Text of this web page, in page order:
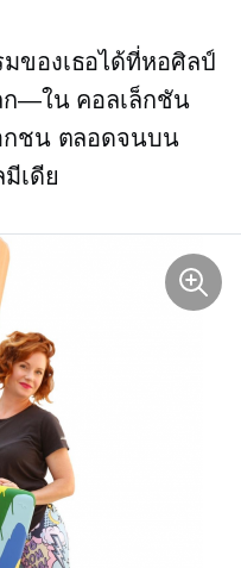
ของเธอได้ที่หอศิลป์
ก—ในคอลเล็กชัน
กชน ตลอดจนบน
เดีย